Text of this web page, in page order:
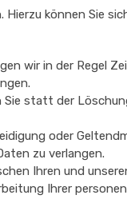
können Sie
wir in der Regel
statt der
oder
zu verlangen.
Ihren und
Ihrer